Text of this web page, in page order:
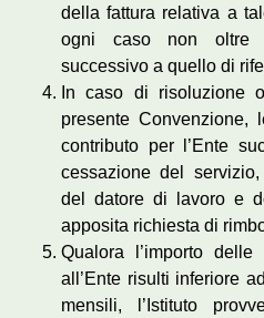
della fattura relativa a
ogni caso non oltre
successivo a quello di
In caso di risoluzione
presente
contributo per l’Ente
cessazione del
del datore di lavoro e
apposita richiesta di
Qualora l’importo
all’Ente risulti inferiore
mensili, l’Istituto